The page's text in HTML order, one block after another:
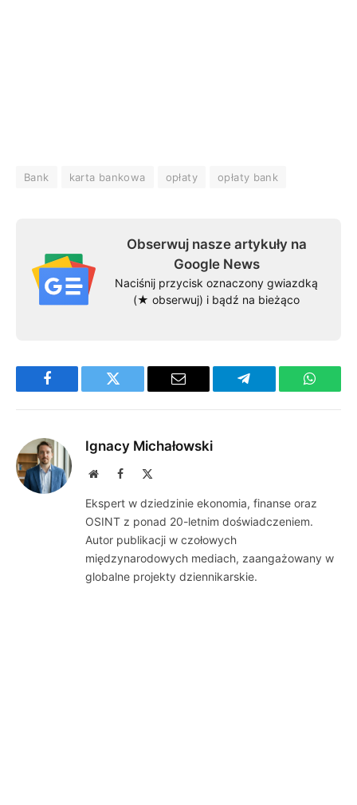
Bank karta bankowa opłaty opłaty bank
Obserwuj nasze artykuły na
Google News
Naciśnij przycisk oznaczony gwiazdką
(★ obserwuj) i bądź na bieżąco
Facebook Twitter Email Telegram
Ignacy Michałowski
WebsiteFacebook
Ekspert w dziedzinie ekonomia, finanse oraz
OSINT z ponad 20-letnim doświadczeniem.
Autor publikacji w czołowych
międzynarodowych mediach, zaangażowany w
globalne projekty dziennikarskie.